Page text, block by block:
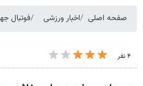
صفحه اصلی اخبار ورزشی فوتبال
۴ نفر